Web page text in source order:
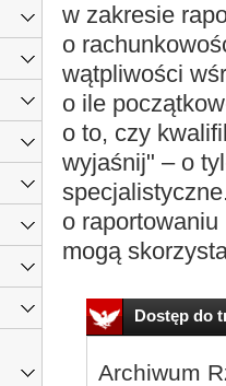
w zakresie
o
wątpliwości
o ile
o to, czy
wyjaśnij" – o
o
mogą
Dostęp do
Archiwum